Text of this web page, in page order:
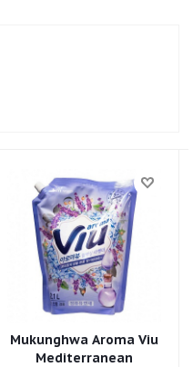
Mukunghwa Aroma Viu
Mediterranean